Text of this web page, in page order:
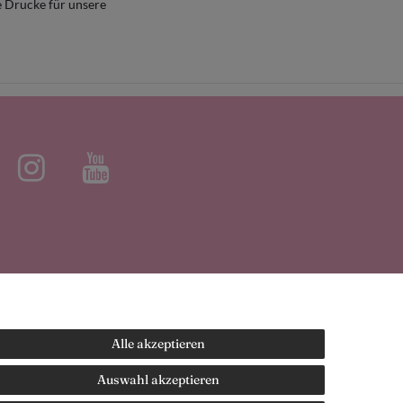
Drucke für unsere
Versandinformationen.Alle akzeptieren
Auswahl akzeptieren